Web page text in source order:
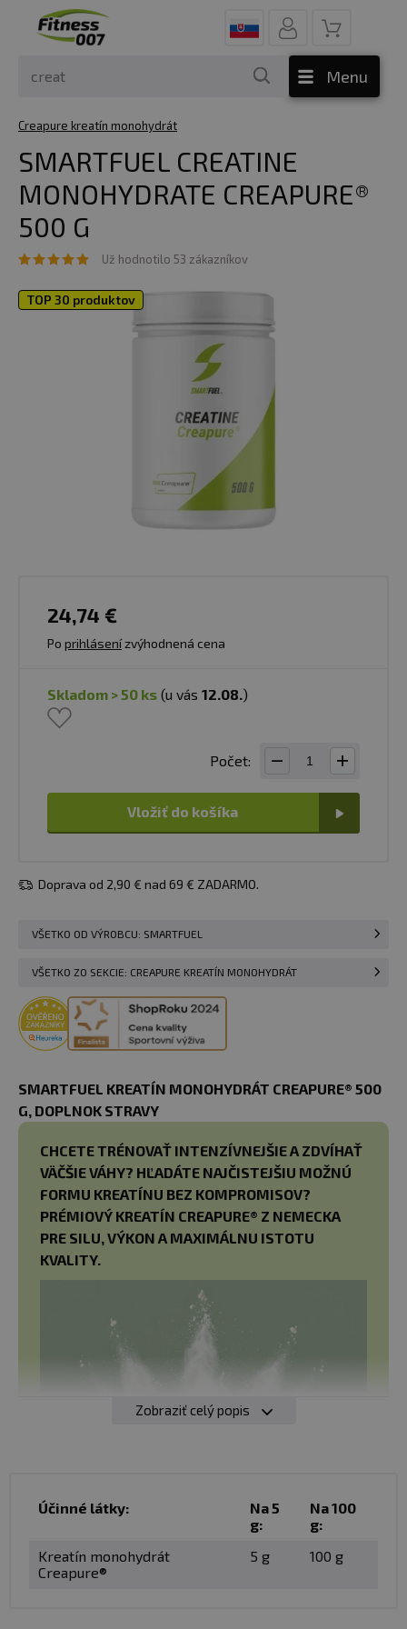
Menu
Creapure kreatín monohydrát
SMARTFUEL CREATINE
MONOHYDRATE CREAPURE®
500 G
Už hodnotilo 53 zákazníkov
TOP 30 produktov
24,74 €
Po prihlásenízvýhodnená cena
skladom > 50 ks (u vás 12.08.)
Počet:
Vložiť do košíka
Doprava od 2,90 € nad 69 € ZADARMO.
VŠETKO OD VÝROBCU: SMARTFUEL
VŠETKO ZO SEKCIE: CREAPURE KREATÍN MONOHYDRÁT
SMARTFUEL KREATÍN MONOHYDRÁT CREAPURE® 500
G, DOPLNOK STRAVY
CHCETE TRÉNOVAŤ INTENZÍVNEJŠIE A ZDVÍHAŤ
VÄČŠIE VÁHY? HĽADÁTE NAJČISTEJŠIU MOŽNÚ
FORMU KREATÍNU BEZ KOMPROMISOV?
PRÉMIOVÝ KREATÍN CREAPURE® Z NEMECKA
PRE SILU, VÝKON A MAXIMÁLNU ISTOTU
KVALITY.
Zobraziť celý popis
Účinné látky:
Na 5
g:
Na 100
g:
Kreatín monohydrát
Creapure®
5 g 100 g